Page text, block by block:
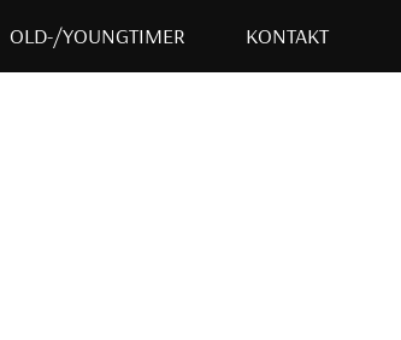
OLD-/YOUNGTIMER KONTAKT